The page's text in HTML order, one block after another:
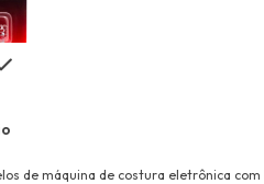
de máquina de costura eletrônica